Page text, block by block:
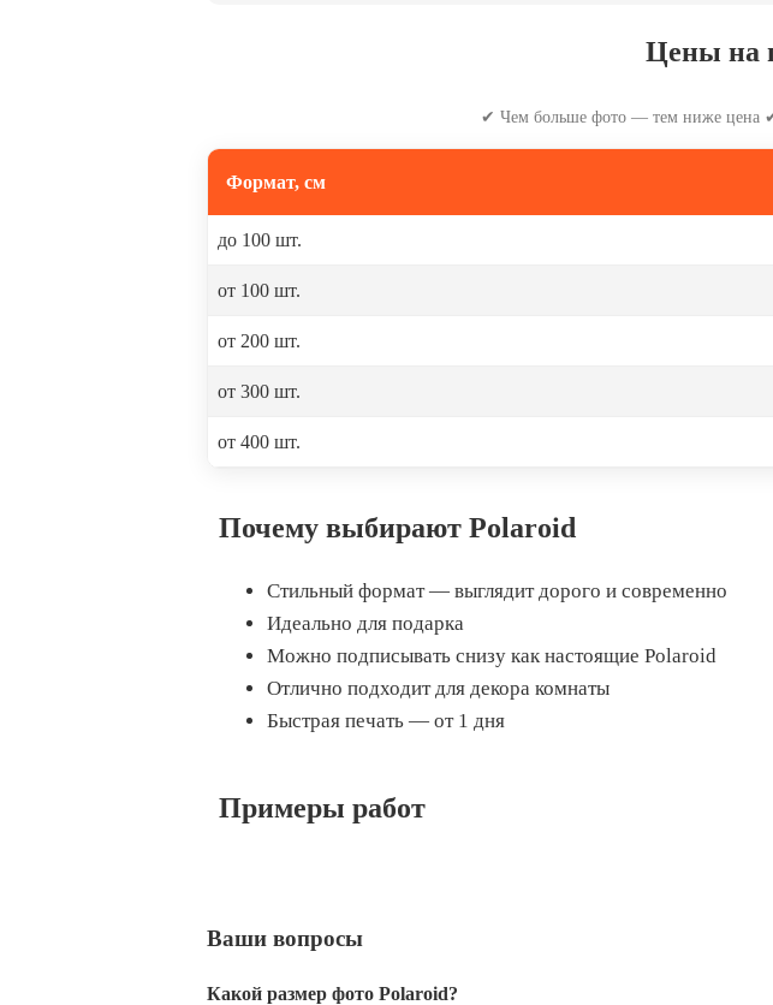
Цены на
✔ Чем больше фото — тем ниже цена ✔
Формат, см
до 100 шт.
от 100 шт.
от 200 шт.
от 300 шт.
от 400 шт.
Почему выбирают Polaroid
Стильный формат — выглядит дорого и современно
Идеально для подарка
Можно подписывать снизу как настоящие Polaroid
Отлично подходит для декора комнаты
Быстрая печать — от 1 дня
Примеры работ
Ваши вопросы
Какой размер фото Polaroid?